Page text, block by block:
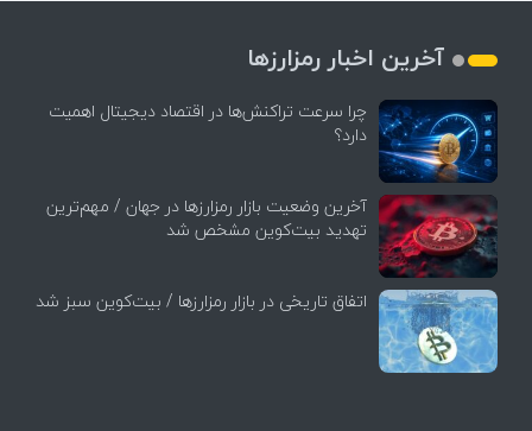
آخرین اخبار رمزارزها
چرا سرعت تراکنش‌ها در اقتصاد دیجیتال اهمیت
دارد؟
آخرین وضعیت بازار رمزارزها در جهان / مهم‌ترین
تهدید بیت‌کوین مشخص شد
اتفاق تاریخی در بازار رمزارزها / بیت‌کوین سبز شد